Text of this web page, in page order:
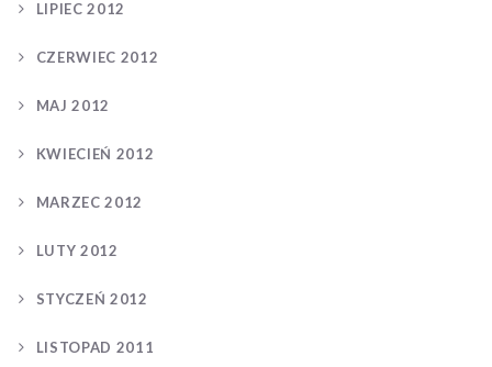
LIPIEC 2012
CZERWIEC 2012
MAJ 2012
KWIECIEŃ 2012
MARZEC 2012
LUTY 2012
STYCZEŃ 2012
LISTOPAD 2011